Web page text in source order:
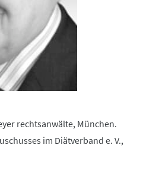
rechtsanwälte, München.
im Diätverband e. V.,